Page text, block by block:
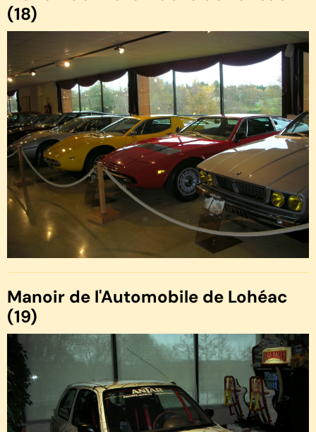
(18)
Manoir de l'Automobile de Lohéac
(19)